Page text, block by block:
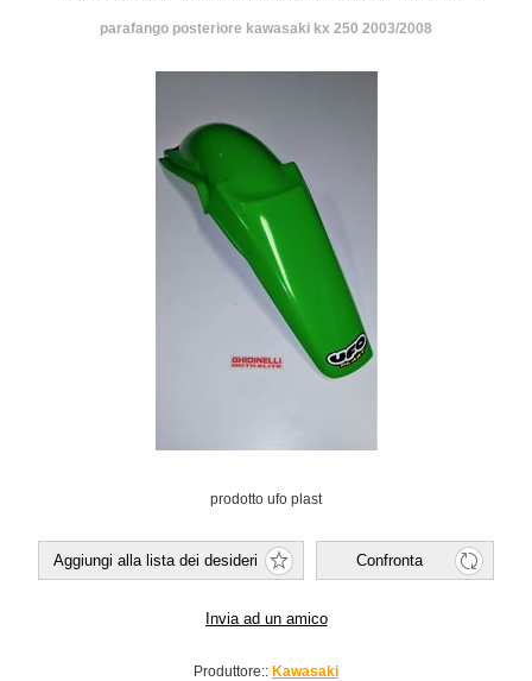
parafango posteriore kawasaki kx 250 2003/2008
prodotto ufo plast
Produttore:: Kawasaki